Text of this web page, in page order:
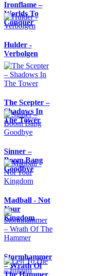
Ironflame –
Worlds To
Conquer
Hulder -
Verbolgen
The Scepter –
Shadows In
The Tower
Sinner –
Boom Bang
Goodbye
Madball - Not
Your
Kingdom
Stormhammer
– Wrath Of
The Hammer